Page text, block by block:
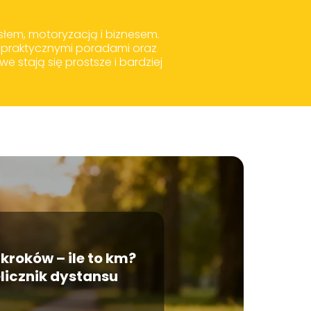
motoryzacją i biznesem.
poradami oraz
stają się prostsze i bardziej
kroków – ile to km?
dystansu